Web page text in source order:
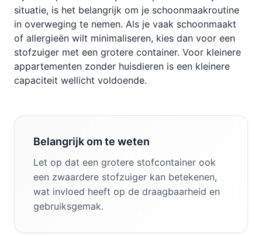
situatie, is het belangrijk om je schoonmaakroutine
in overweging te nemen. Als je vaak schoonmaakt
of allergieën wilt minimaliseren, kies dan voor een
stofzuiger met een grotere container. Voor kleinere
appartementen zonder huisdieren is een kleinere
capaciteit wellicht voldoende.
Belangrijk om te weten
Let op dat een grotere stofcontainer ook
een zwaardere stofzuiger kan betekenen,
wat invloed heeft op de draagbaarheid en
gebruiksgemak.